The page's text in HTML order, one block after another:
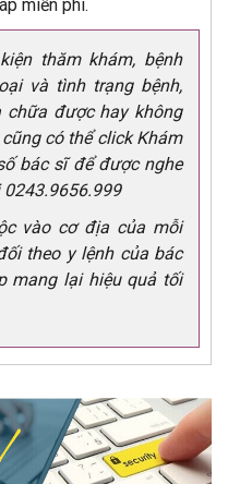
miễn phí.
thăm khám, bệnh
và tình trạng bệnh,
được hay không
có thể click Khám
bác sĩ để được nghe
vào cơ địa của mỗi
theo y lệnh của bác
mang lại hiệu quả tối